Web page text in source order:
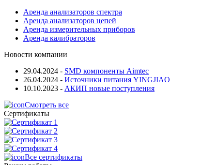
Аренда анализаторов спектра
Аренда анализаторов цепей
Аренда измерительных приборов
Аренда калибраторов
Новости компании
29.04.2024 - SMD компоненты Aimtec
26.04.2024 - Источники питания YINGJIAO
10.10.2023 - АКИП новые поступления
Смотреть все
Сертификаты
Все сертификаты